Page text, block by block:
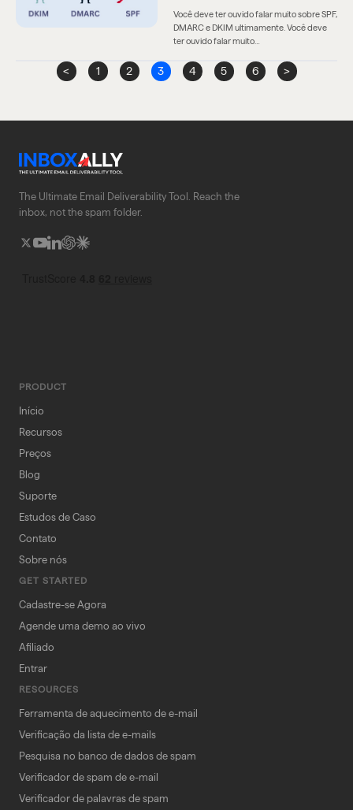
Você deve ter ouvido falar muito sobre SPF,
DMARC e DKIM ultimamente. Você deve
ter ouvido falar muito…
< 1 2 3 4 5 6 >
The Ultimate Email Deliverability Tool. Reach the
inbox, not the spam folder.
PRODUCT
Início
Recursos
Preços
Blog
Suporte
Estudos de Caso
Contato
Sobre nós
GET STARTED
Cadastre-se Agora
Agende uma demo ao vivo
Afiliado
Entrar
RESOURCES
Ferramenta de aquecimento de e-mail
Verificação da lista de e-mails
Pesquisa no banco de dados de spam
Verificador de spam de e-mail
Verificador de palavras de spam